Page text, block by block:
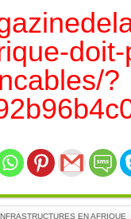
?
EN AFRIQUE